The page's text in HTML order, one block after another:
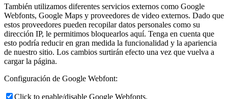
También utilizamos diferentes servicios externos como Google
Webfonts, Google Maps y proveedores de video externos. Dado que
estos proveedores pueden recopilar datos personales como su
dirección IP, le permitimos bloquearlos aquí. Tenga en cuenta que
esto podría reducir en gran medida la funcionalidad y la apariencia
de nuestro sitio. Los cambios surtirán efecto una vez que vuelva a
cargar la página.
Configuración de Google Webfont:
Click to enable/disable Google Webfonts.